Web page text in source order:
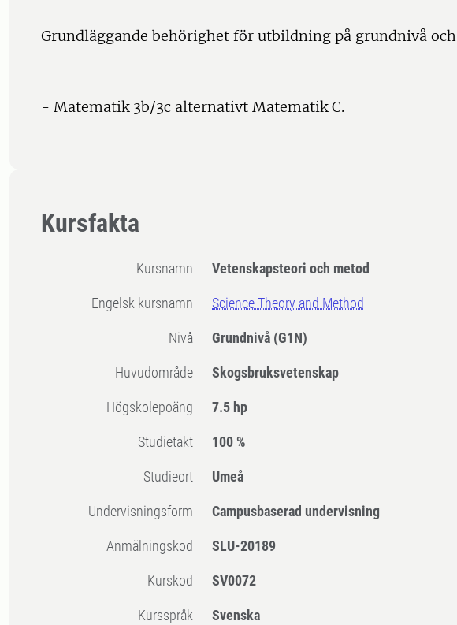
Grundläggande behörighet för utbildning på grundnivå och
- Matematik 3b/3c alternativt Matematik C.
Kursfakta
Kursnamn Vetenskapsteori och metod
Engelsk kursnamn Science Theory and Method
Nivå Grundnivå (G1N)
Huvudområde Skogsbruksvetenskap
högskolepoäng 7.5 hp
Studietakt 100 %
Studieort Umeå
Undervisningsform Campusbaserad undervisning
Anmälningskod SLU-20189
Kurskod SV0072
Kursspråk Svenska